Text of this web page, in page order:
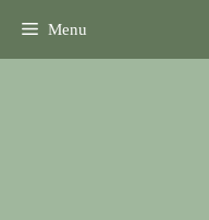
Menu